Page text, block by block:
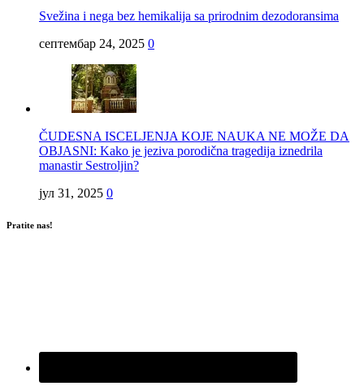
Svežina i nega bez hemikalija sa prirodnim dezodoransima
септембар 24, 2025 0
ČUDESNA ISCELJENJA KOJE NAUKA NE MOŽE DA
OBJASNI: Kako je jeziva porodična tragedija iznedrila
manastir Sestroljin?
јул 31, 2025 0
Pratite nas!